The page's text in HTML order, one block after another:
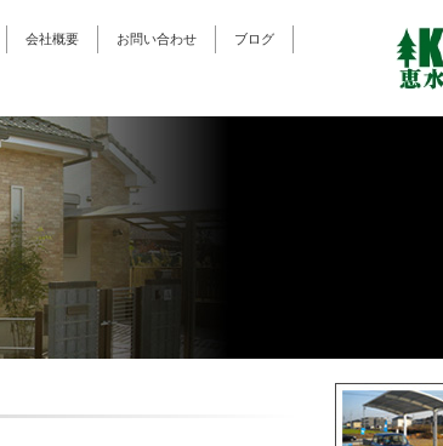
会社概要 お問い合わせ ブログ